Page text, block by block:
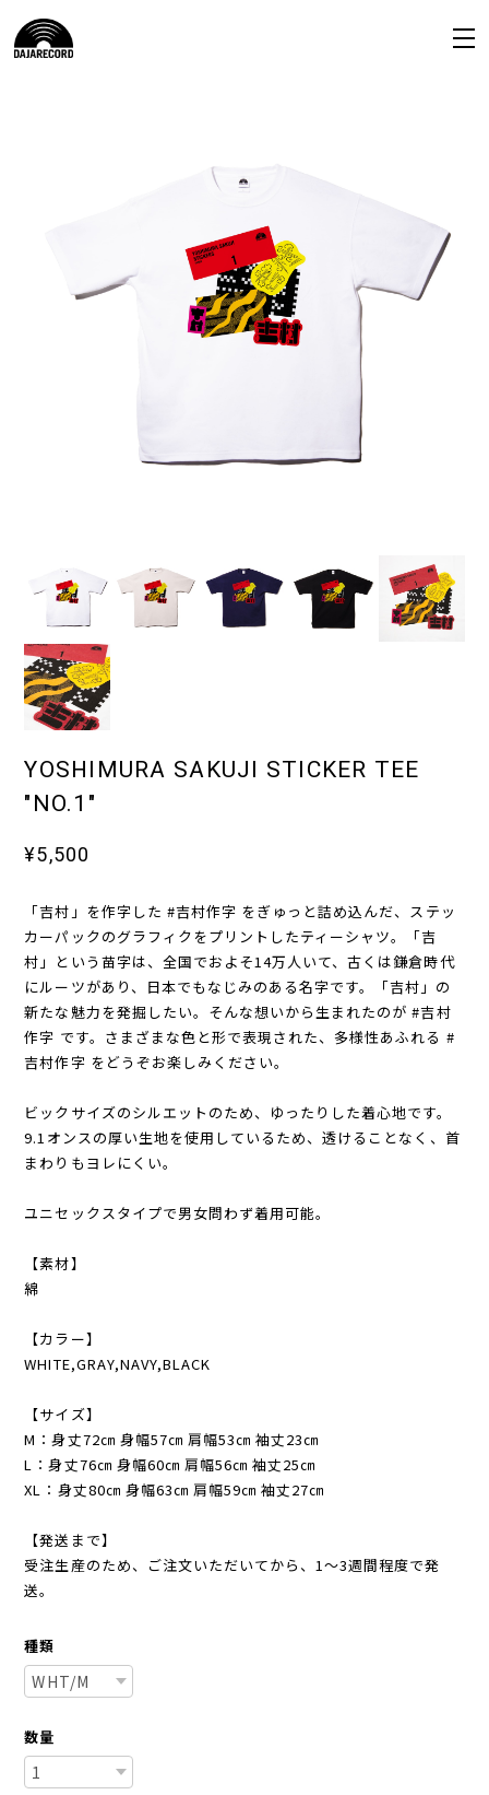
YOSHIMURA SAKUJI STICKER TEE
"NO.1"
¥5,500
「吉村」を作字した #吉村作字 をぎゅっと詰め込んだ、ステッ
カーパックのグラフィクをプリントしたティーシャツ。「吉
村」という苗字は、全国でおよそ14万人いて、古くは鎌倉時代
にルーツがあり、日本でもなじみのある名字です。「吉村」の
新たな魅力を発掘したい。そんな想いから生まれたのが #吉村
作字 です。さまざまな色と形で表現された、多様性あふれる #
吉村作字 をどうぞお楽しみください。
ビックサイズのシルエットのため、ゆったりした着心地です。
9.1オンスの厚い生地を使用しているため、透けることなく、首
まわりもヨレにくい。
ユニセックスタイプで男女問わず着用可能。
【素材】
綿
【カラー】
WHITE,GRAY,NAVY,BLACK
【サイズ】
M：身丈72㎝ 身幅57㎝ 肩幅53㎝ 袖丈23㎝
L：身丈76㎝ 身幅60㎝ 肩幅56㎝ 袖丈25㎝
XL：身丈80㎝ 身幅63㎝ 肩幅59㎝ 袖丈27㎝
【発送まで】
受注生産のため、ご注文いただいてから、1～3週間程度で発
送。
種類
数量